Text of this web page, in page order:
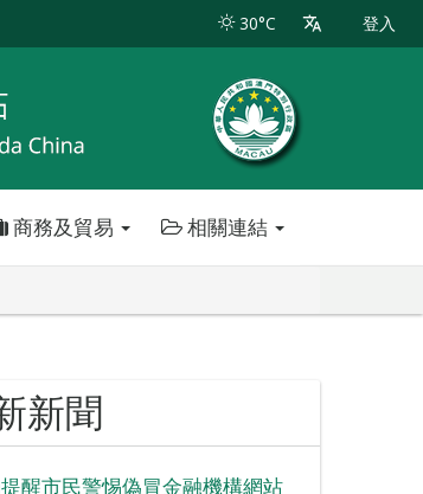
30°C 登入
商務及貿易 相關連結
新聞
醒市民警惕偽冒金融機構網站